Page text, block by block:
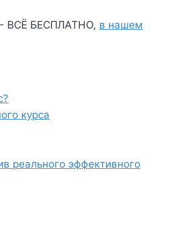
- ВСЁ БЕСПЛАТНО, в нашем
курса
реального эффективного